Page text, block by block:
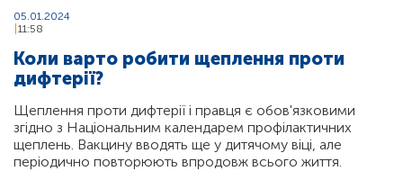
05.01.2024
11:58
Коли варто робити щеплення проти
дифтерії?
Щеплення проти дифтерії і правця є обов'язковими
згідно з Національним календарем профілактичних
щеплень. Вакцину вводять ще у дитячому віці, але
періодично повторюють впродовж всього життя.